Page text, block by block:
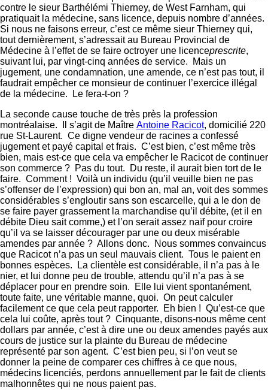
contre le sieur Barthélémi Thierney, de West Farnham, qui
pratiquait la médecine, sans licence, depuis nombre d’années.
Si nous ne faisons erreur, c’est ce même sieur Thierney qui,
tout dernièrement, s’adressait au Bureau Provincial de
Médecine à l’effet de se faire octroyer une licenceprescrite,
suivant lui, par vingt-cinq années de service. Mais un
jugement, une condamnation, une amende, ce n’est pas tout, il
faudrait empêcher ce monsieur de continuer l’exercice illégal
de la médecine. Le fera-t-on ?
La seconde cause touche de très près la profession
montréalaise. Il s’agit de Maître Antoine Racicot, domicilié 220
rue St-Laurent. Ce digne vendeur de racines a confessé
jugement et payé capital et frais. C’est bien, c’est même très
bien, mais est-ce que cela va empêcher le Racicot de continuer
son commerce ? Pas du tout. Du reste, il aurait bien tort de le
faire. Comment ! Voilà un individu (qu’il veuille bien ne pas
s’offenser de l’expression) qui bon an, mal an, voit des sommes
considérables s’engloutir sans son escarcelle, qui a le don de
se faire payer grassement la marchandise qu’il débite, (et il en
débite Dieu sait comme,) et l’on serait assez naïf pour croire
qu’il va se laisser décourager par une ou deux misérable
amendes par année ? Allons donc. Nous sommes convaincus
que Racicot n’a pas un seul mauvais client. Tous le paient en
bonnes espèces. La clientèle est considérable, il n’a pas à le
nier, et lui donne peu de trouble, attendu qu’il n’a pas à se
déplacer pour en prendre soin. Elle lui vient spontanément,
toute faite, une véritable manne, quoi. On peut calculer
facilement ce que cela peut rapporter. Eh bien ! Qu’est-ce que
cela lui coûte, après tout ? Cinquante, disons-nous même cent
dollars par année, c’est à dire une ou deux amendes payés aux
cours de justice sur la plainte du Bureau de médecine
représenté par son agent. C’est bien peu, si l’on veut se
donner la peine de comparer ces chiffres à ce que nous,
médecins licenciés, perdons annuellement par le fait de clients
malhonnêtes qui ne nous paient pas.